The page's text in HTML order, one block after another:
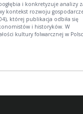
analizy zawarte
kontekst rozwoju
odbiła się
i historyków. W
kultury folwarcznej w
Autor sporo miejsca
na funkcjonowanie
ale pisze on o sprawach